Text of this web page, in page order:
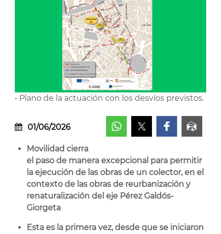
• Plano de la actuación con los desvíos previstos.
01/06/2026
Movilidad cierra
el paso de manera excepcional para permitir
la ejecución de las obras de un colector, en el
contexto de las obras de reurbanización y
renaturalización del eje Pérez Galdós-
Giorgeta
Esta es la primera vez, desde que se iniciaron